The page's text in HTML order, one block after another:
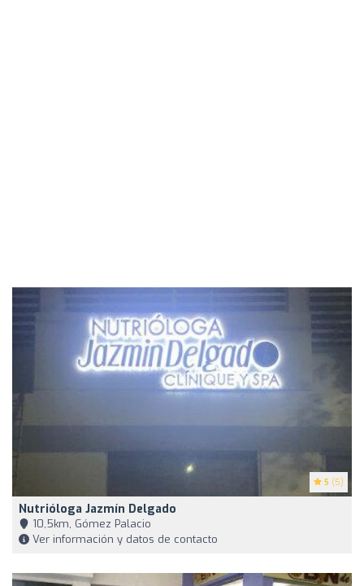
5 (5)
Nutrióloga Jazmín Delgado
10,5km, Gómez Palacio
Ver información y datos de contacto